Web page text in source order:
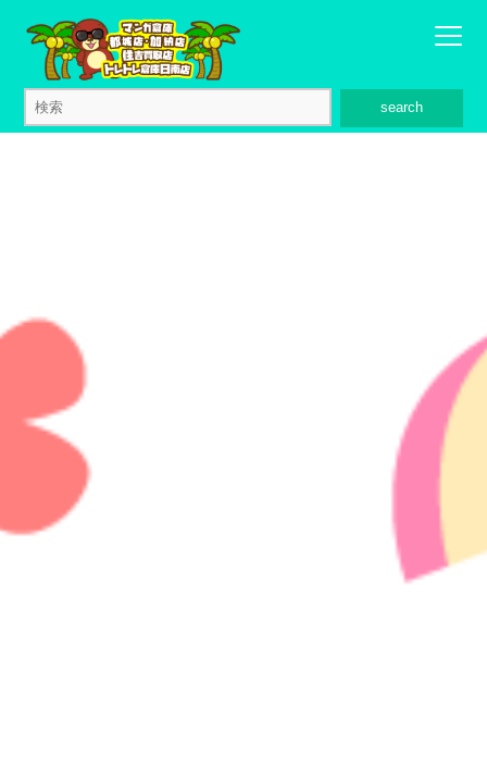
search